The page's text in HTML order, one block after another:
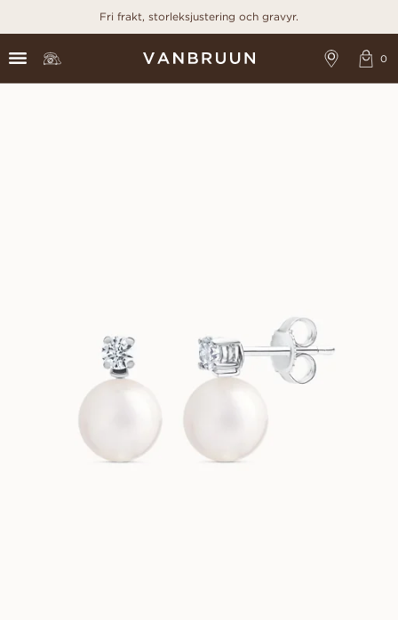
Fri frakt, storleksjustering och gravyr.